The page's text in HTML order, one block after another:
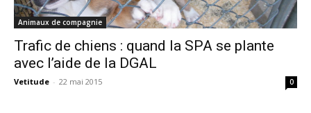
Animaux de compagnie
Trafic de chiens : quand la SPA se plante
avec l’aide de la DGAL
Vetitude - 22 mai 2015 0